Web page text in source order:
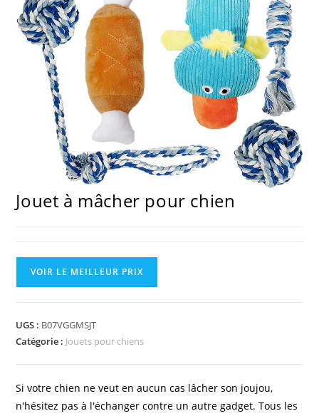
Jouet à mâcher pour chien
VOIR LE MEILLEUR PRIX
UGS : B07VGGMSJT
Catégorie : Jouets pour chiens
Si votre chien ne veut en aucun cas lâcher son joujou,
n'hésitez pas à l'échanger contre un autre gadget. Tous les